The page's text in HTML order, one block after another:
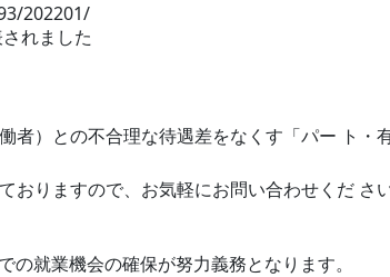
202201/
れました
）との不合理な待遇差をなくす「パー ト・
りますので、お気軽にお問い合わせくだ さい
就業機会の確保が努力義務となります。